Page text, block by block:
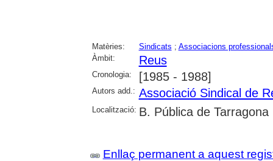
Matèries: Sindicats ; Associacions
Àmbit:
Reus
Cronologia: [1985 - 1988]
Autors add.: Associació Sindical de
Localització: B. Pública de Tarragona
Enllaç permanent a aquest